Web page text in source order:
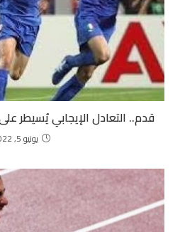
قدم.. التعادل الإيجابي يُسيطر
يونيو 5, 2022